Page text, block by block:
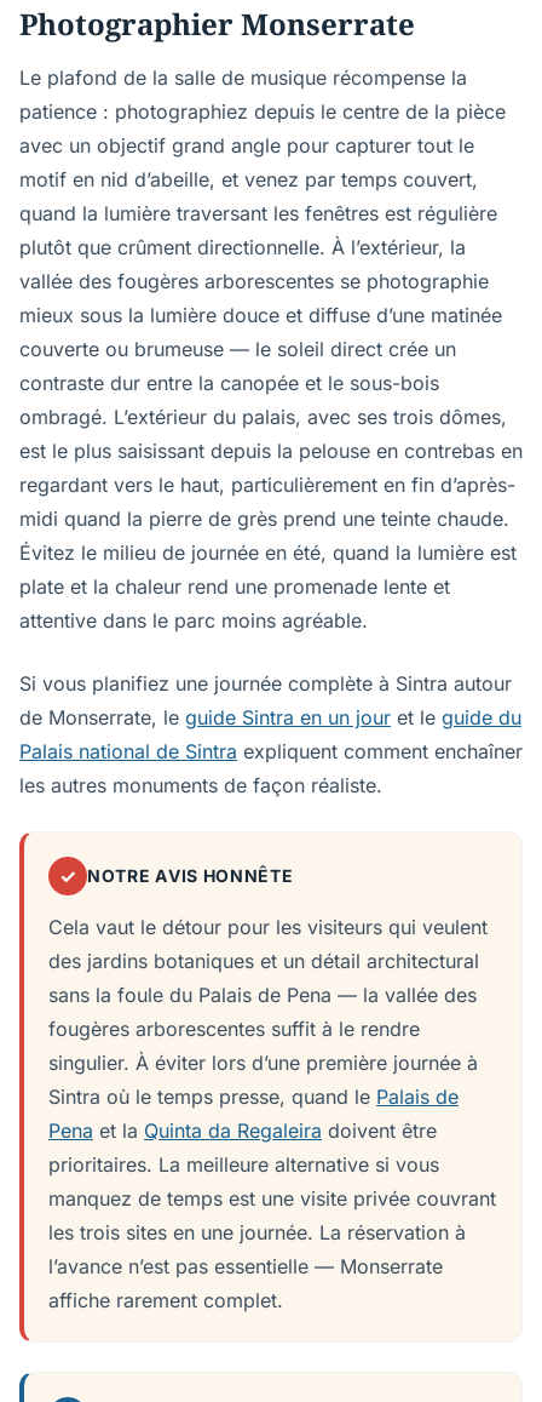
Photographier Monserrate
Le plafond de la salle de musique récompense la
patience : photographiez depuis le centre de la pièce
avec un objectif grand angle pour capturer tout le
motif en nid d’abeille, et venez par temps couvert,
quand la lumière traversant les fenêtres est régulière
plutôt que crûment directionnelle. À l’extérieur, la
vallée des fougères arborescentes se photographie
mieux sous la lumière douce et diffuse d’une matinée
couverte ou brumeuse — le soleil direct crée un
contraste dur entre la canopée et le sous-bois
ombragé. L’extérieur du palais, avec ses trois dômes,
est le plus saisissant depuis la pelouse en contrebas en
regardant vers le haut, particulièrement en fin d’après-
midi quand la pierre de grès prend une teinte chaude.
Évitez le milieu de journée en été, quand la lumière est
plate et la chaleur rend une promenade lente et
attentive dans le parc moins agréable.
Si vous planifiez une journée complète à Sintra autour
de Monserrate, le guide Sintra en un jour et le guide du
Palais national de Sintra expliquent comment enchaîner
les autres monuments de façon réaliste.
✓ NOTRE AVIS HONNÊTE
Cela vaut le détour pour les visiteurs qui veulent
des jardins botaniques et un détail architectural
sans la foule du Palais de Pena — la vallée des
fougères arborescentes suffit à le rendre
singulier. À éviter lors d’une première journée à
Sintra où le temps presse, quand le Palais de
Pena et la Quinta da Regaleira doivent être
prioritaires. La meilleure alternative si vous
manquez de temps est une visite privée couvrant
les trois sites en une journée. La réservation à
l’avance n’est pas essentielle — Monserrate
affiche rarement complet.